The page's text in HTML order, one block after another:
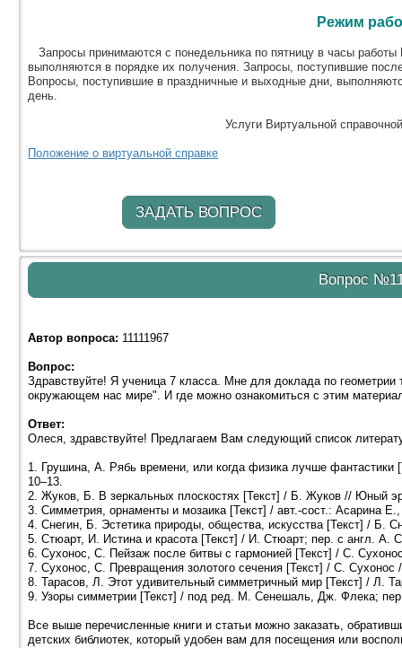
Режим
Запросы принимаются с понедельника по пятницу в часы
выполняются в порядке их получения. Запросы, поступившие
Вопросы, поступившие в праздничные и выходные дни,
день.
Услуги Виртуальной
Положение о виртуальной справке
ЗАДАТЬ ВОПРОС
Вопрос
Автор вопроса: 11111967
Вопрос:
Здравствуйте! Я ученица 7 класса. Мне для доклада по
окружающем нас мире". И где можно ознакомиться с этим
Ответ:
Олеся, здравствуйте! Предлагаем Вам следующий список
1. Грушина, А. Рябь времени, или когда физика лучше
10–13.
2. Жуков, Б. В зеркальных плоскостях [Текст] / Б. Жуков // Юный
3. Симметрия, орнаменты и мозаика [Текст] / авт.-сост.: Асарина
4. Снегин, Б. Эстетика природы, общества, искусства [Текст] / Б.
5. Стюарт, И. Истина и красота [Текст] / И. Стюарт; пер. с англ. А.
6. Сухонос, С. Пейзаж после битвы с гармонией [Текст] / С.
7. Сухонос, С. Превращения золотого сечения [Текст] / С.
8. Тарасов, Л. Этот удивительный симметричный мир [Текст] / Л.
9. Узоры симметрии [Текст] / под ред. М. Сенешаль, Дж. Флека;
Все выше перечисленные книги и статьи можно заказать,
детских библиотек, который удобен вам для посещения или